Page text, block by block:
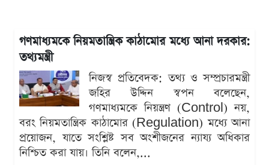
গণমাধ্যমকে নিয়মতান্ত্রিক কাঠামোর মধ্যে আনা দরকার:
তথ্যমন্ত্রী
নিজস্ব প্রতিবেদক: তথ্য ও সম্প্রচারমন্ত্রী
জহির উদ্দিন স্বপন বলেছেন,
গণমাধ্যমকে নিয়ন্ত্রণ (Control) নয়,
বরং নিয়মতান্ত্রিক কাঠামোর (Regulation) মধ্যে আনা
প্রয়োজন, যাতে সংশ্লিষ্ট সব অংশীজনের ন্যায্য অধিকার
নিশ্চিত করা যায়। তিনি বলেন,...